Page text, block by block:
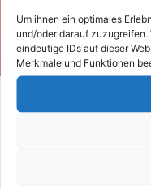
Um ihnen ein optimales
und/oder darauf
eindeutige IDs auf dieser
Merkmale und Funktionen